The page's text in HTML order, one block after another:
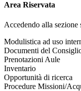
Area Riservata
Accedendo alla sezione
Modulistica ad uso
Documenti del
Prenotazioni Aule
Inventario
Opportunità di ricerca
Procedure Missioni/